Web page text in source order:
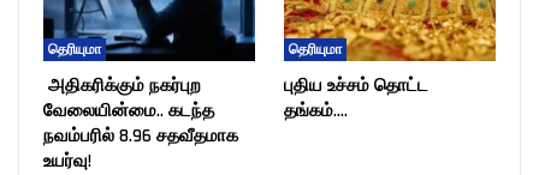
தெரியுமா
அதிகரிக்கும் நகர்புற
வேலையின்மை.. கடந்த
நவம்பரில் 8.96 சதவீதமாக
உயர்வு!
தெரியுமா
புதிய உச்சம் தொட்ட
தங்கம்….